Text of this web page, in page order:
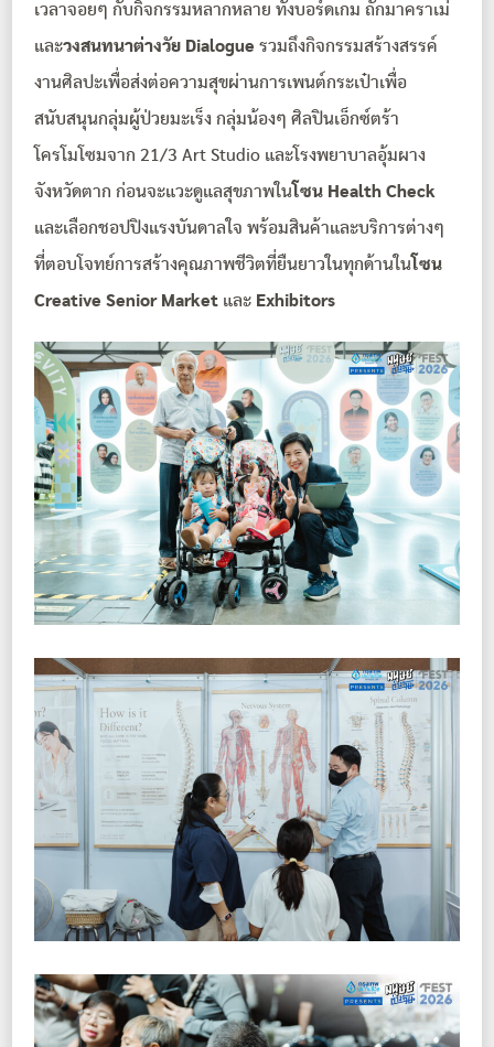
เวลาจอยๆ กับกิจกรรมหลากหลาย ทั้งบอร์ดเกม ถักมาคราเม่
และวงสนทนาต่างวัย Dialogue รวมถึงกิจกรรมสร้างสรรค์
งานศิลปะเพื่อส่งต่อความสุขผ่านการเพนต์กระเป๋าเพื่อ
สนับสนุนกลุ่มผู้ป่วยมะเร็ง กลุ่มน้องๆ ศิลปินเอ็กซ์ตร้า
โครโมโซมจาก 21/3 Art Studio และโรงพยาบาลอุ้มผาง
จังหวัดตาก ก่อนจะแวะดูแลสุขภาพใน โซน Health Check
และเลือกชอปปิงแรงบันดาลใจ พร้อมสินค้าและบริการต่างๆ
ที่ตอบโจทย์การสร้างคุณภาพชีวิตที่ยืนยาวในทุกด้านใน โซน
Creative Senior Market และ Exhibitors